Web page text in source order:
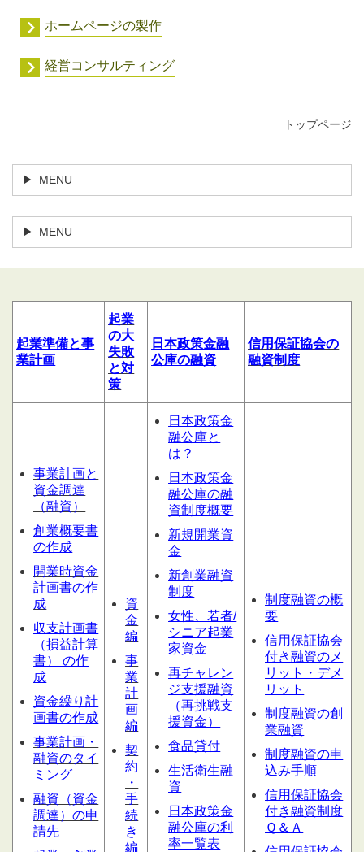
ホームページの製作
経営コンサルティング
トップページ
MENU
MENU
起業準備と事
業計画
起業
の大
失敗
と対
策
日本政策金融
公庫の融資
信用保証協会の
融資制度
事業計画と
資金調達
（融資）
創業概要書
の作成
開業時資金
計画書の作
成
収支計画書
（損益計算
書） の作
成
資金繰り計
画書の作成
事業計画・
融資のタイ
ミング
融資（資金
調達）の申
請先
資
金
編
事
業
計
画
編
契
約
・
手
続
き
編
日本政策金
融公庫と
は？
日本政策金
融公庫の融
資制度概要
新規開業資
金
新創業融資
制度
女性、若者/
シニア起業
家資金
再チャレン
ジ支援融資
（再挑戦支
援資金）
食品貸付
生活衛生融
資
日本政策金
融公庫の利
率一覧表
制度融資の概
要
信用保証協会
付き融資のメ
リット・デメ
リット
制度融資の創
業融資
制度融資の申
込み手順
信用保証協会
付き融資制度
Ｑ＆Ａ